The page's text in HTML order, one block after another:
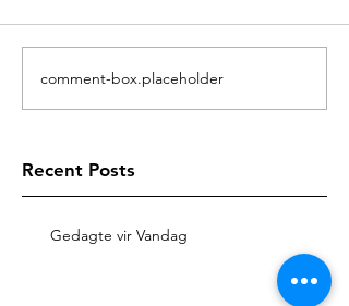
comment-box.placeholder
Recent Posts
Gedagte vir Vandag